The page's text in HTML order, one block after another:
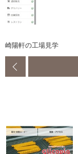
崎陽軒の工場見学